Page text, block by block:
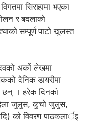
सिराहामा भएका
र बदलाको
सम्पूर्ण पाटो खुलस्त
अर्को लेखमा
दैनिक डायरीमा
छन् । हरेक दिनको
जुलुस, कुचो जुलुस,
को विवरण पाठकलार्इ